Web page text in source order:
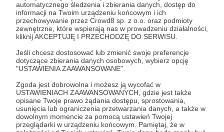
automatycznego śledzenia i zbierania danych, dostęp do
informacji na Twoim urządzeniu końcowym i ich
przechowywanie przez Crowd8 sp. z o.o. oraz podmioty
zewnętrzne, które wspierają nas w prowadzeniu działalności,
kliknij AKCEPTUJĘ I PRZECHODZĘ DO SERWISU.
Jeśli chcesz dostosować lub zmienić swoje preferencje
dotyczące zbierania danych osobowych, wybierz opcję
"USTAWIENIA ZAAWANSOWANE".
Zgoda jest dobrowolna i możesz ją wycofać w
USTAWIENIACH ZAAWANSOWANYCH, gdzie jest także
opisane Twoje prawo żądania dostępu, sprostowania,
usunięcia lub ograniczenia przetwarzania danych, a także w
dowolnym momencie za pomocą ustawień Twojej
przeglądarki w urządzeniu końcowym. Pamiętaj, że w
08.02.2023 ● Brak komentarzy
Tajget - groźne góry Peloponezu - całość
(nr 1/2023)
O górach Tajgetu i przygodzie z niedźwiedziami, Sparcie,
Atenach i przylądku Tenaron, gdzie znajdują się starożytne
#tajget #Grecja #ateny +5